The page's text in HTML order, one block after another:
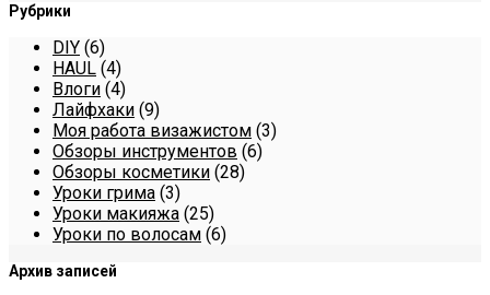
Рубрики
DIY (6)
HAUL (4)
Влоги (4)
Лайфхаки (9)
Моя работа визажистом (3)
Обзоры инструментов (6)
Обзоры косметики (28)
Уроки грима (3)
Уроки макияжа (25)
Уроки по волосам (6)
Архив записей